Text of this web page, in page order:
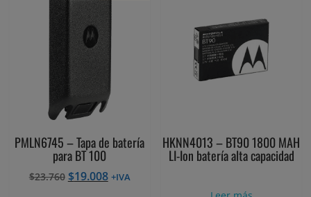
PMLN6745 – Tapa de batería
para BT 100
$23.760 El
$19.008El+IVA
HKNN4013 – BT90 1800 MAH
LI-Ion batería alta capacidad